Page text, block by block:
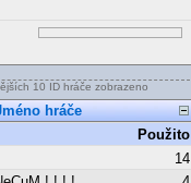
10 ID hráče zobrazeno
hráče
Použito
14